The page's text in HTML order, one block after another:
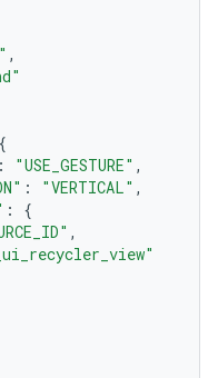
,
{
: "USE_GESTURE" ,
: "VERTICAL" ,
:
{
,